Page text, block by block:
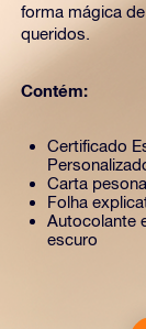
forma mágica
queridos.
Contém:
Certificado
Carta
Folha
Autocolante
escuro